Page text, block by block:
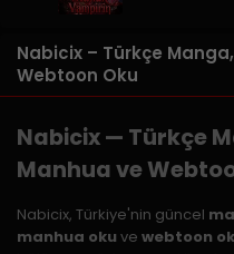
Nabicix – Türkçe
Webtoon Oku
Nabicix — Türkçe
Manhua ve
Nabicix, Türkiye'nin güncel
manhua oku ve webtoon